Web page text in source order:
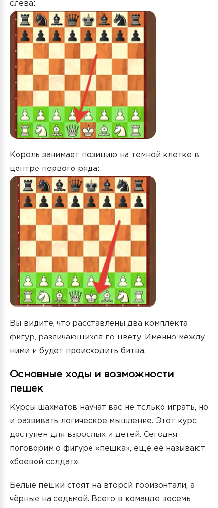
слева:
Король занимает позицию на темной клетке в
центре первого ряда:
Вы видите, что расставлены два комплекта
фигур, различающихся по цвету. Именно между
ними и будет происходить битва.
Основные ходы и возможности
пешек
Курсы шахматов научат вас не только играть, но
и развивать логическое мышление. Этот курс
доступен для взрослых и детей. Сегодня
поговорим о фигуре «пешка», ещё её называют
«боевой солдат».
Белые пешки стоят на второй горизонтали, а
чёрные на седьмой. Всего в команде восемь